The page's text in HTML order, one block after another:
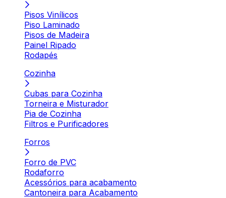
Pisos Vinílicos
Piso Laminado
Pisos de Madeira
Painel Ripado
Rodapés
Cozinha
Cubas para Cozinha
Torneira e Misturador
Pia de Cozinha
Filtros e Purificadores
Forros
Forro de PVC
Rodaforro
Acessórios para acabamento
Cantoneira para Acabamento